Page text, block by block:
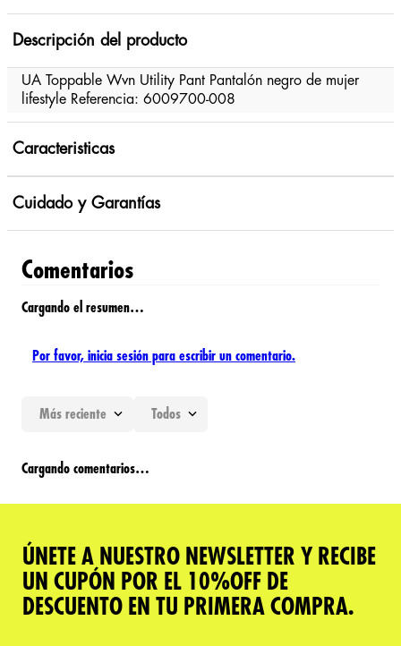
Descripción del producto
UA Toppable Wvn Utility Pant Pantalón negro de mujer
lifestyle Referencia: 6009700-008
Caracteristicas
Cuidado y Garantías
Comentarios
Cargando el resumen…
Por favor, inicia sesión para escribir un comentario.
Más reciente Todos
Cargando comentarios…
ÚNETE A NUESTRO NEWSLETTER Y RECIBE
UN CUPÓN POR EL 10%OFF DE
DESCUENTO EN TU PRIMERA COMPRA.